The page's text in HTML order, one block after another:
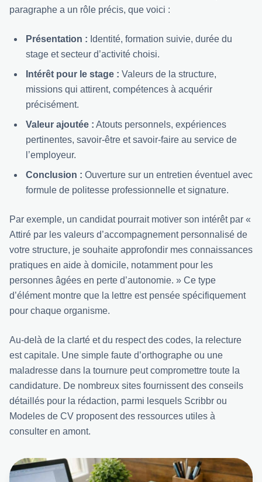
paragraphe a un rôle précis, que voici :
Présentation : Identité, formation suivie, durée du
stage et secteur d’activité choisi.
Intérêt pour le stage : Valeurs de la structure,
missions qui attirent, compétences à acquérir
précisément.
Valeur ajoutée : Atouts personnels, expériences
pertinentes, savoir-être et savoir-faire au service de
l’employeur.
Conclusion : Ouverture sur un entretien éventuel avec
formule de politesse professionnelle et signature.
Par exemple, un candidat pourrait motiver son intérêt par «
Attiré par les valeurs d’accompagnement personnalisé de
votre structure, je souhaite approfondir mes connaissances
pratiques en aide à domicile, notamment pour les
personnes âgées en perte d’autonomie. » Ce type
d’élément montre que la lettre est pensée spécifiquement
pour chaque organisme.
Au-delà de la clarté et du respect des codes, la relecture
est capitale. Une simple faute d’orthographe ou une
maladresse dans la tournure peut compromettre toute la
candidature. De nombreux sites fournissent des conseils
détaillés pour la rédaction, parmi lesquels Scribbr ou
Modeles de CV proposent des ressources utiles à
consulter en amont.